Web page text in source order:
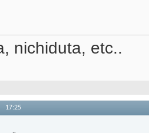
nichiduta, etc..
17:25